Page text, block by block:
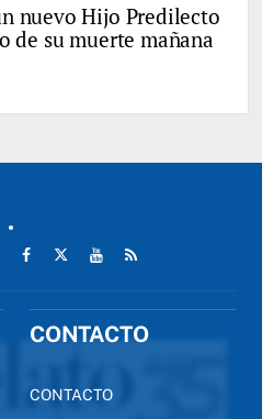
nuevo Hijo Predilecto
de su muerte mañana
CONTACTO
CONTACTO